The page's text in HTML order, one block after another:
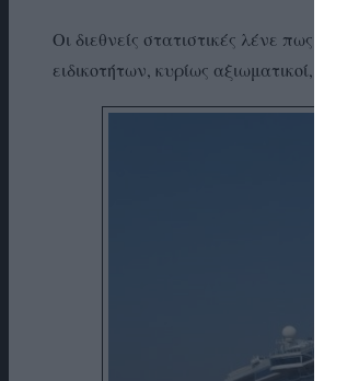
Οι διεθνείς στατιστικές λένε πως
ειδικοτήτων, κυρίως αξιωματικοί,